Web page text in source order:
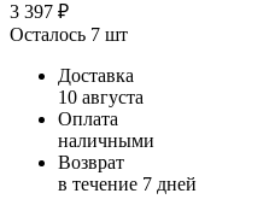
3 397 ₽
Осталось 7 шт
Доставка
10 августа
Оплата
наличными
Возврат
в течение 7 дней